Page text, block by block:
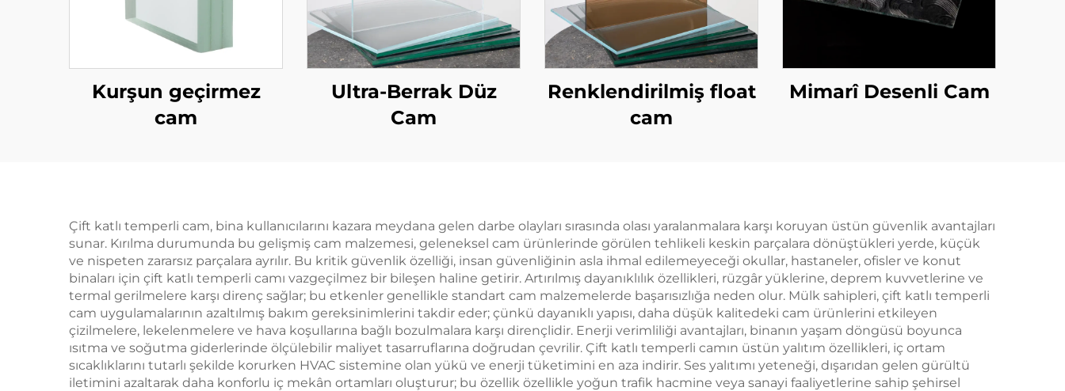
Kurşun geçirmez
cam
Ultra-Berrak Düz
Cam
Renklendirilmiş float
cam
Mimarî Desenli Cam
Çift katlı temperli cam, bina kullanıcılarını kazara meydana gelen darbe olayları sırasında olası yaralanmalara karşı koruyan üstün güvenlik avantajları
sunar. Kırılma durumunda bu gelişmiş cam malzemesi, geleneksel cam ürünlerinde görülen tehlikeli keskin parçalara dönüştükleri yerde, küçük
ve nispeten zararsız parçalara ayrılır. Bu kritik güvenlik özelliği, insan güvenliğinin asla ihmal edilemeyeceği okullar, hastaneler, ofisler ve konut
binaları için çift katlı temperli camı vazgeçilmez bir bileşen haline getirir. Artırılmış dayanıklılık özellikleri, rüzgâr yüklerine, deprem kuvvetlerine ve
termal gerilmelere karşı direnç sağlar; bu etkenler genellikle standart cam malzemelerde başarısızlığa neden olur. Mülk sahipleri, çift katlı temperli
cam uygulamalarının azaltılmış bakım gereksinimlerini takdir eder; çünkü dayanıklı yapısı, daha düşük kalitedeki cam ürünlerini etkileyen
çizilmelere, lekelenmelere ve hava koşullarına bağlı bozulmalara karşı dirençlidir. Enerji verimliliği avantajları, binanın yaşam döngüsü boyunca
ısıtma ve soğutma giderlerinde ölçülebilir maliyet tasarruflarına doğrudan çevrilir. Çift katlı temperli camın üstün yalıtım özellikleri, iç ortam
sıcaklıklarını tutarlı şekilde korurken HVAC sistemine olan yükü ve enerji tüketimini en aza indirir. Ses yalıtımı yeteneği, dışarıdan gelen gürültü
iletimini azaltarak daha konforlu iç mekân ortamları oluşturur; bu özellik özellikle yoğun trafik hacmine veya sanayi faaliyetlerine sahip şehirsel